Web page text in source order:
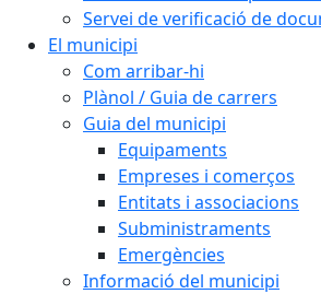
Servei de verificació de
El municipi
Com arribar-hi
Plànol / Guia de carrers
Guia del municipi
Equipaments
Empreses i comerços
Entitats i associacions
Subministraments
Emergències
Informació del municipi